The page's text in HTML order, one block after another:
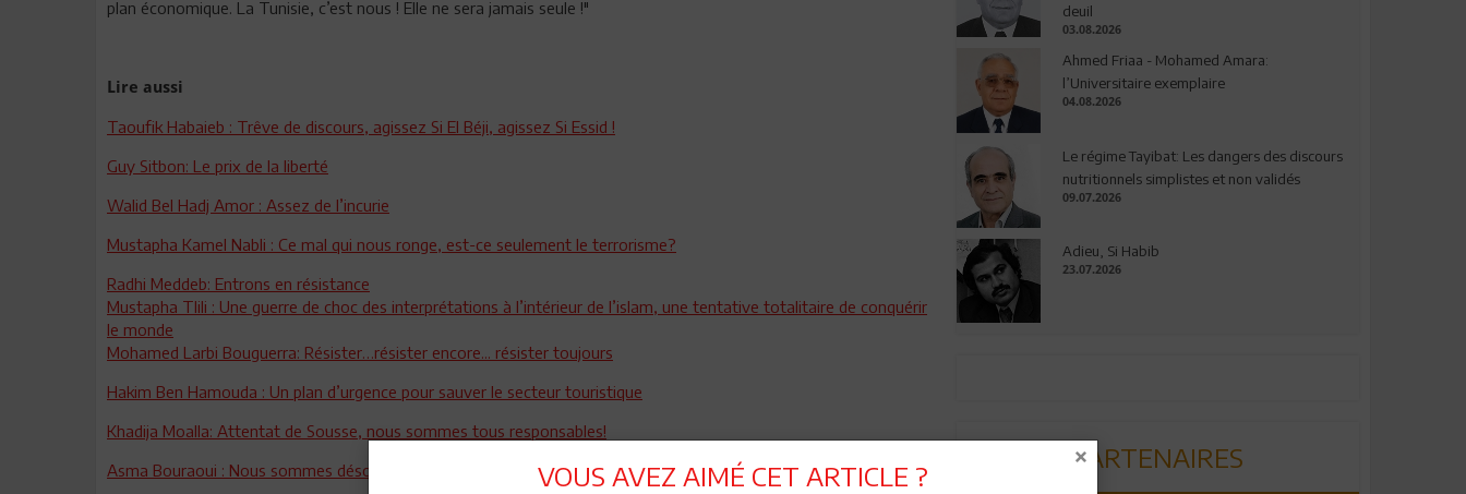
plan économique. La Tunisie, c’est nous ! Elle ne sera jamais seule !"
Lire aussi
Taoufik Habaieb : Trêve de discours, agissez Si El Béji, agissez Si Essid !
Guy Sitbon: Le prix de la liberté
Walid Bel Hadj Amor : Assez de l’incurie
Mustapha Kamel Nabli : Ce mal qui nous ronge, est-ce seulement le terrorisme?
Radhi Meddeb: Entrons en résistance
Mustapha Tlili : Une guerre de choc des interprétations à l’intérieur de l’islam, une tentative totalitaire de conquérir
le monde
Mohamed Larbi Bouguerra: Résister…résister encore... résister toujours
Hakim Ben Hamouda : Un plan d’urgence pour sauver le secteur touristique
Khadija Moalla: Attentat de Sousse, nous sommes tous responsables!
Asma Bouraoui : Nous sommes désormais en guerre contre le terrorisme…
deuil
03.08.2026
Ahmed Friaa - Mohamed Amara:
l’Universitaire exemplaire
04.08.2026
Le régime Tayibat: Les dangers des discours
nutritionnels simplistes et non validés
09.07.2026
Adieu, Si Habib
23.07.2026
PARTENAIRES
VOUS AVEZ AIMÉ CET ARTICLE ?